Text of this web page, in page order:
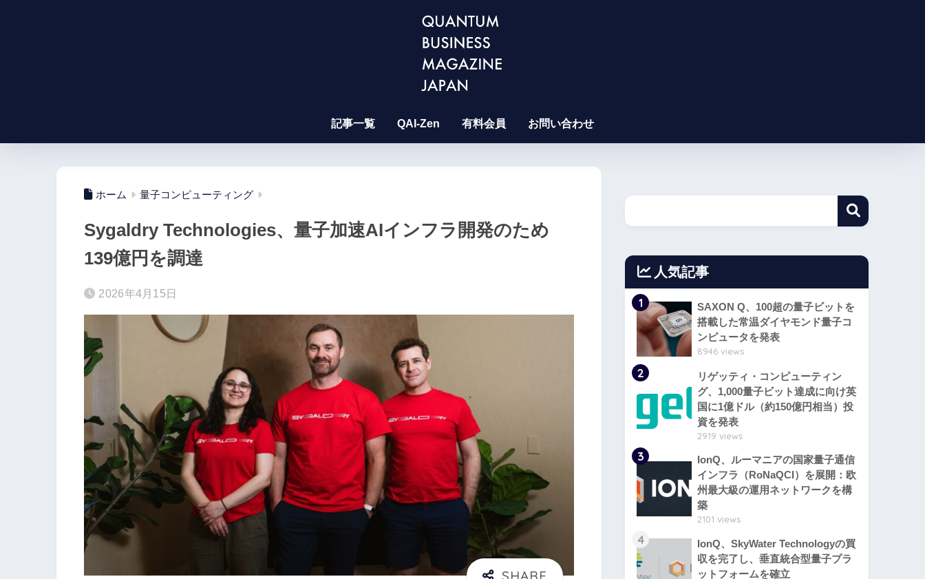
記事一覧 QAI-Zen 有料会員 お問い合わせ
ホーム 量子コンピューティング
Sygaldry Technologies、量子加速AIインフラ開発のため
139億円を調達
2026年4月15日
人気記事
1
SAXON Q、100超の量子ビットを
搭載した常温ダイヤモンド量子コ
ンピュータを発表
8946 views
2
リゲッティ・コンピューティン
グ、1,000量子ビット達成に向け英
国に1億ドル（約150億円相当）投
資を発表
2919 views
3
IonQ、ルーマニアの国家量子通信
インフラ（RoNaQCI）を展開：欧
州最大級の運用ネットワークを構
築
2101 views
4
IonQ、SkyWater Technologyの買
収を完了し、垂直統合型量子プラ
ットフォームを確立